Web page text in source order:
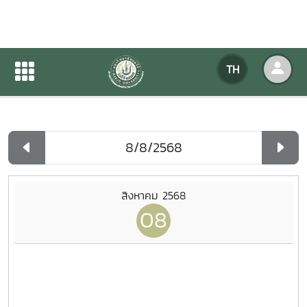
TH
ปฏิทินกิจกรรมของหน่วยงาน
ปฏิทินกิจกรรมของหน่วยงาน
สิงหาคม 2568
08